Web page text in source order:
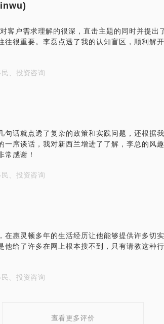
客户需求理解的很深，直击主题的同时并提出
往很重要。李磊点透了我的认知盲区，顺利解
、投资咨询
句话就点透了复杂的政策和实践问题，还根据
一席谈话，我对新西兰增进了了解，李总的风
常感谢！
、投资咨询
在惠灵顿多年的生活经历让他能够提供许多切
他给了许多在网上根本搜不到，只有请教这种
、投资咨询
查看更多评价